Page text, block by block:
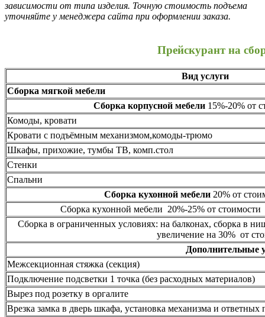
зависимости от типа изделия. Точную стоимость подъема
уточняйте у менеджера сайта при оформлении заказа.
Прейскурант на
Вид услуги
Сборка мягкой мебели
Сборка корпусной мебели15%-20% от
Комоды, кровати
Кровати с подъёмным механизмом,комоды-трюмо
Шкафы, прихожие, тумбы ТВ, комп.стол
Стенки
Спальни
Сборка кухонной мебели20% от
Сборка кухонной мебели 20%-25% от стоимости
Сборка в ограниченных условиях: на балконах, сборка в
увеличение на 30% от
Дополнительные
Межсекционная стяжка (секция)
Подключение подсветки 1 точка (без расходных материалов)
Вырез под розетку в оргалите
Врезка замка в дверь шкафа, установка механизма и ответных